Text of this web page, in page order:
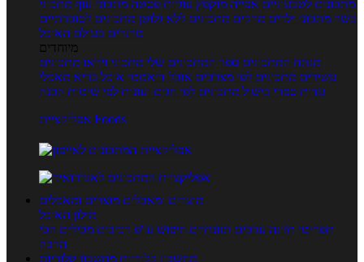
מתכונים לטבעוניים אפייה מוקפץ עוגיות פסטה מתכוני עוף מתכוני
בשר מתכוני ילדים מרקים מתכונים ללא גלוטן מתכונים לסוכרתיים
טרנדים בעולם האוכל
מיוחדים
מנתח המתכונים ספר המתכונים שלי מתכוני וידאו מתכונים
עשירים מתכונים לפי מצרכים אוכל דיאטטי אוכל בריא מאכלי
עדות ספרי בישול מתכונים לפי חגים ועונות לפי שיטות הכנה
אפליקציית Foods
מוצרים ומאכלים מוצרים ומאכלים
מילון האוכל
תפריטי תזונה ערכים תזונתיים חיפוש ע"פ רכיבים מכילים הכי
הרבה
מחשבון קלוריות מחשבון קלוריות